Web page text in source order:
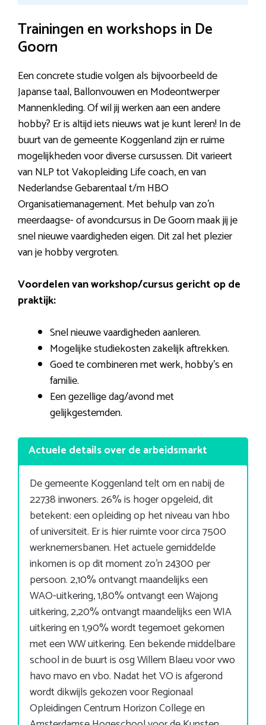
Trainingen en workshops in De
Goorn
Een concrete studie volgen als bijvoorbeeld de
Japanse taal, Ballonvouwen en Modeontwerper
Mannenkleding. Of wil jij werken aan een andere
hobby? Er is altijd iets nieuws wat je kunt leren! In de
buurt van de gemeente Koggenland zijn er ruime
mogelijkheden voor diverse cursussen. Dit varieert
van NLP tot Vakopleiding Life coach, en van
Nederlandse Gebarentaal t/m HBO
Organisatiemanagement. Met behulp van zo’n
meerdaagse- of avondcursus in De Goorn maak jij je
snel nieuwe vaardigheden eigen. Dit zal het plezier
van je hobby vergroten.
Voordelen van workshop/cursus gericht op de
praktijk:
Snel nieuwe vaardigheden aanleren.
Mogelijke studiekosten zakelijk aftrekken.
Goed te combineren met werk, hobby’s en
familie.
Een gezellige dag/avond met
gelijkgestemden.
Actuele details over de arbeidsmarkt
De gemeente Koggenland telt om en nabij de
22738 inwoners. 26% is hoger opgeleid, dit
betekent: een opleiding op het niveau van hbo
of universiteit. Er is hier ruimte voor circa 7500
werknemersbanen. Het actuele gemiddelde
inkomen is op dit moment zo’n 24300 per
persoon. 2,10% ontvangt maandelijks een
WAO-uitkering, 1,80% ontvangt een Wajong
uitkering, 2,20% ontvangt maandelijks een WIA
uitkering en 1,90% wordt tegemoet gekomen
met een WW uitkering. Een bekende middelbare
school in de buurt is osg Willem Blaeu voor vwo
havo mavo en vbo. Nadat het VO is afgerond
wordt dikwijls gekozen voor Regionaal
Opleidingen Centrum Horizon College en